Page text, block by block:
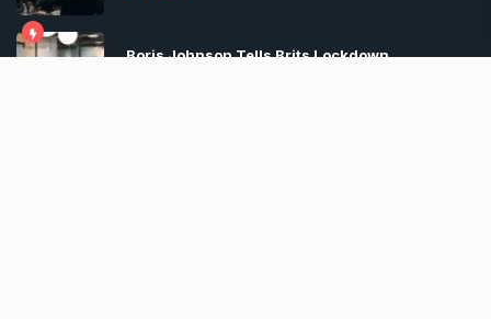
Boris Johnson Tells Brits Lockdown